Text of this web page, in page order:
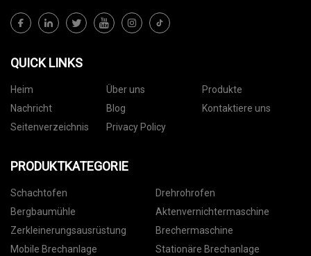
QUICK LINKS
Heim Über uns
Produkte
Nachricht
Blog
Kontaktiere uns
Seitenverzeichnis
Privacy Policy
PRODUKTKATEGORIE
Schachtofen
Drehrohrofen
Bergbaumühle
Aktenvernichtermaschine
Zerkleinerungsausrüstung
Brechermaschine
Mobile Brechanlage
Stationäre Brechanlage